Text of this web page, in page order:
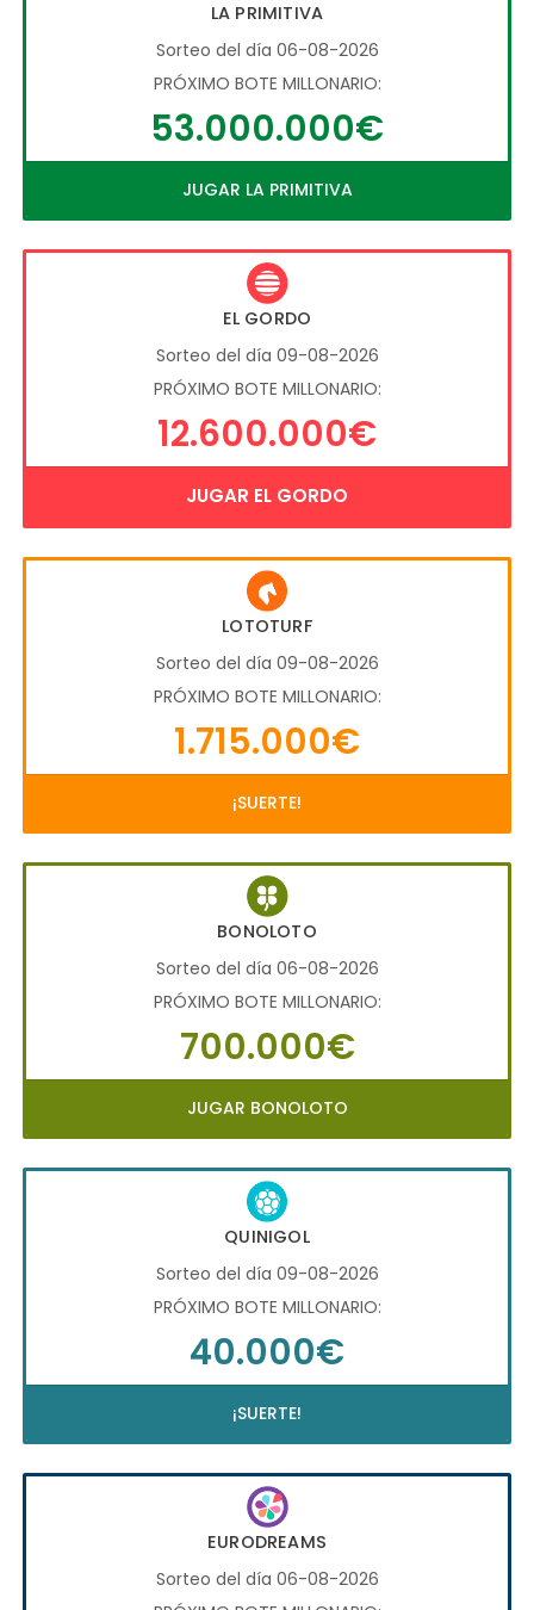
LA PRIMITIVA
Sorteo del día 06-08-2026
PRÓXIMO BOTE MILLONARIO:
53.000.000€
JUGAR LA PRIMITIVA
EL GORDO
Sorteo del día 09-08-2026
PRÓXIMO BOTE MILLONARIO:
12.600.000€
JUGAR EL GORDO
LOTOTURF
Sorteo del día 09-08-2026
PRÓXIMO BOTE MILLONARIO:
1.715.000€
¡SUERTE!
BONOLOTO
Sorteo del día 06-08-2026
PRÓXIMO BOTE MILLONARIO:
700.000€
JUGAR BONOLOTO
QUINIGOL
Sorteo del día 09-08-2026
PRÓXIMO BOTE MILLONARIO:
40.000€
¡SUERTE!
EURODREAMS
Sorteo del día 06-08-2026